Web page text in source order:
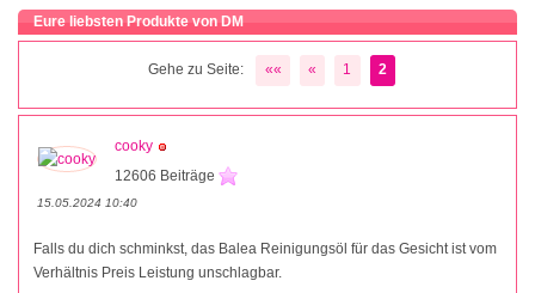
Eure liebsten Produkte von DM
Gehe zu Seite: «« « 1 2
cooky
12606 Beiträge
15.05.2024 10:40
Falls du dich schminkst, das Balea Reinigungsöl für das Gesicht ist vom
Verhältnis Preis Leistung unschlagbar.